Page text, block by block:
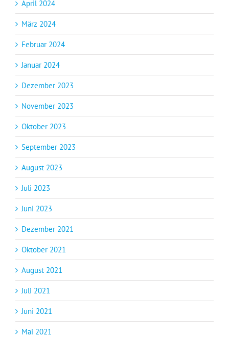
April 2024
März 2024
Februar 2024
Januar 2024
Dezember 2023
November 2023
Oktober 2023
September 2023
August 2023
Juli 2023
Juni 2023
Dezember 2021
Oktober 2021
August 2021
Juli 2021
Juni 2021
Mai 2021